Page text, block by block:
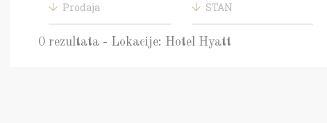
Prodaja
STAN
0 rezultata - Lokacije: Hotel Hyatt